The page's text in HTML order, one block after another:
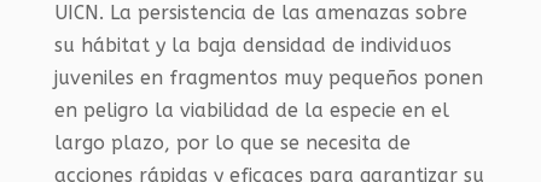
UICN. La persistencia de las amenazas sobre
su hábitat y la baja densidad de individuos
juveniles en fragmentos muy pequeños ponen
en peligro la viabilidad de la especie en el
largo plazo, por lo que se necesita de
acciones rápidas y eficaces para garantizar su